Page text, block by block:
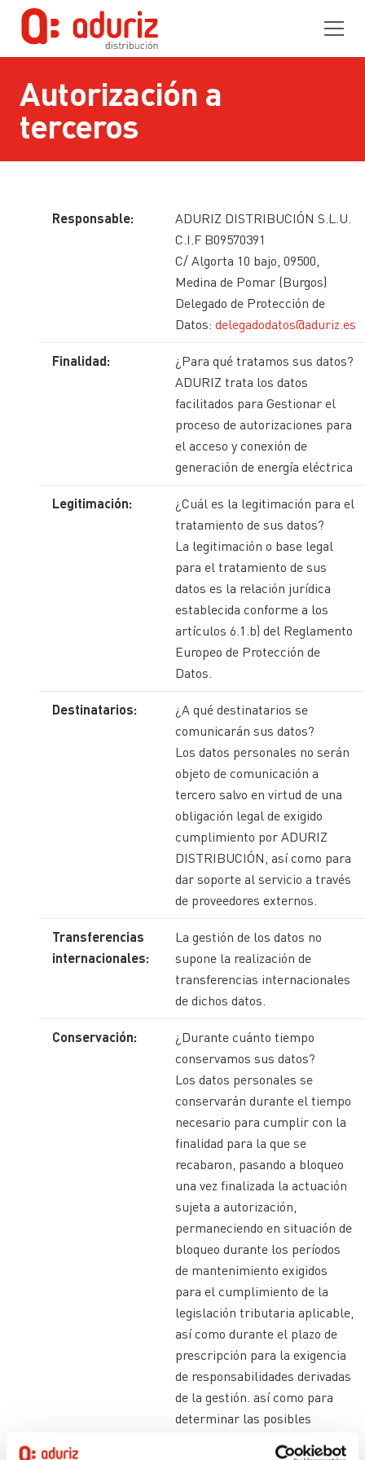
Autorización a
terceros
Responsable:
ADURIZ DISTRIBUCIÓN S.L.U.
C.I.F B09570391
C/ Algorta 10 bajo, 09500,
Medina de Pomar (Burgos)
Delegado de Protección de
Datos: delegadodatos@aduriz.es
Finalidad:
¿Para qué tratamos sus datos?
ADURIZ trata los datos
facilitados para Gestionar el
proceso de autorizaciones para
el acceso y conexión de
generación de energía eléctrica
Legitimación:
¿Cuál es la legitimación para el
tratamiento de sus datos?
La legitimación o base legal
para el tratamiento de sus
datos es la relación jurídica
establecida conforme a los
artículos 6.1.b) del Reglamento
Europeo de Protección de
Datos.
Destinatarios:
¿A qué destinatarios se
comunicarán sus datos?
Los datos personales no serán
objeto de comunicación a
tercero salvo en virtud de una
obligación legal de exigido
cumplimiento por ADURIZ
DISTRIBUCIÓN, así como para
dar soporte al servicio a través
de proveedores externos.
Transferencias
internacionales:
La gestión de los datos no
supone la realización de
transferencias internacionales
de dichos datos.
Conservación:
¿Durante cuánto tiempo
conservamos sus datos?
Los datos personales se
conservarán durante el tiempo
necesario para cumplir con la
finalidad para la que se
recabaron, pasando a bloqueo
una vez finalizada la actuación
sujeta a autorización,
permaneciendo en situación de
bloqueo durante los períodos
de mantenimiento exigidos
para el cumplimiento de la
legislación tributaria aplicable,
así como durante el plazo de
prescripción para la exigencia
de responsabilidades derivadas
de la gestión. así como para
determinar las posibles